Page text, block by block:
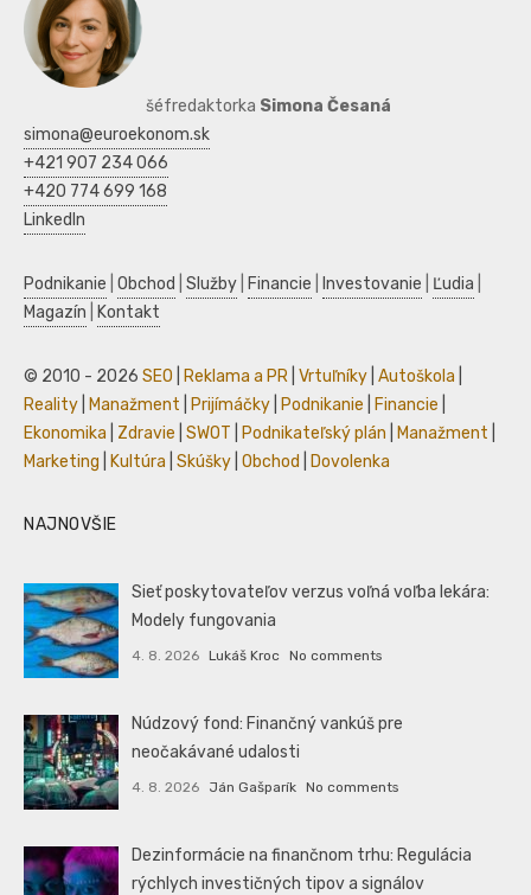
šéfredaktorka Simona Česaná
simona@euroekonom.sk
+421 907 234 066
+420 774 699 168
LinkedIn
Podnikanie Obchod Služby Financie Investovanie Ľudia
Magazín
Kontakt
© 2010 - 2026 SEO Reklama a PR Vrtuľníky Autoškola
Reality
Manažment Prijímáčky Podnikanie Financie
Ekonomika
Zdravie SWOT Podnikateľský plán Manažment
Marketing
Kultúra Skúšky Obchod Dovolenka
NAJNOVŠIE
Sieť poskytovateľov verzus voľná voľba lekára:
Modely fungovania
4. 8. 2026 Lukáš Kroc No comments
Núdzový fond: Finančný vankúš pre
neočakávané udalosti
4. 8. 2026 Ján Gašparík No comments
Dezinformácie na finančnom trhu: Regulácia
rýchlych investičných tipov a signálov